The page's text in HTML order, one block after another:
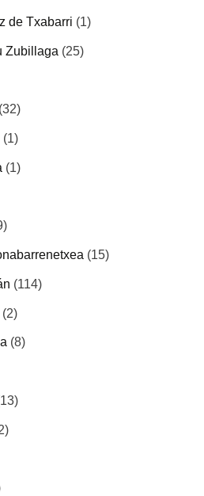
de Txabarri (1)
Zubillaga (25)
(32)
(1)
(1)
(15)
(114)
(2)
(8)